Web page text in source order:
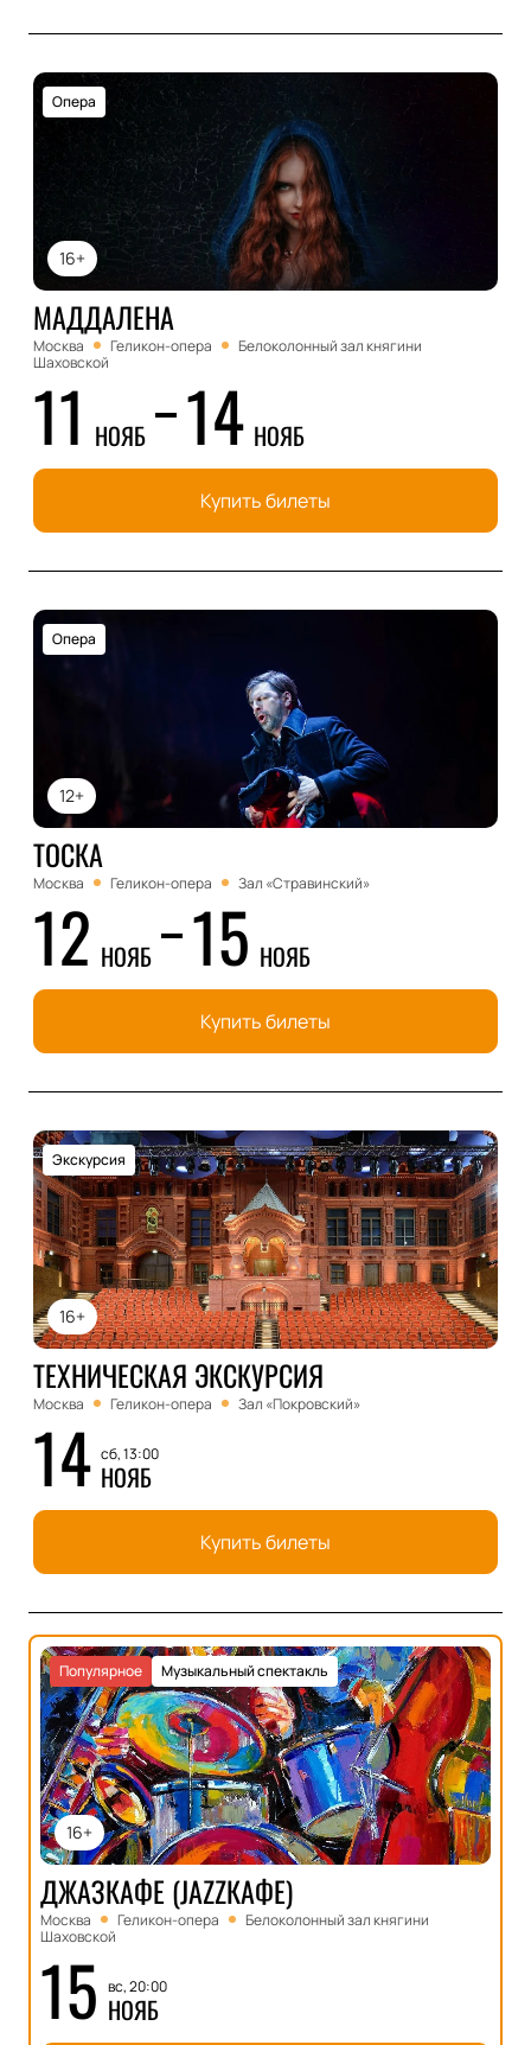
16+
Опера
МАДДАЛЕНА
Москва Геликон-опера
Белоколонный зал княгини
Шаховской
11 НОЯБ 14 НОЯБ
Купить билеты
12+
Опера
ТОСКА
Москва Геликон-опера Зал «Стравинский»
12 НОЯБ 15 НОЯБ
Купить билеты
16+
Экскурсия
ТЕХНИЧЕСКАЯ ЭКСКУРСИЯ
Москва Геликон-опера Зал «Покровский»
14 сб, 13:00
НОЯБ
Купить билеты
16+
Музыкальный спектакль
Популярное
ДЖАЗКАФЕ (JAZZКАФЕ)
Москва Геликон-опера
Белоколонный зал княгини
Шаховской
15 вс, 20:00
НОЯБ